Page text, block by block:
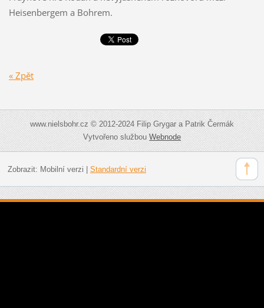
Heisenbergem a Bohrem.
« Zpět
www.nielsbohr.cz © 2012-2024 Filip Grygar a Patrik Čermák
Vytvořeno službouWebnode
Zobrazit: Mobilní verzi Standardní verzi